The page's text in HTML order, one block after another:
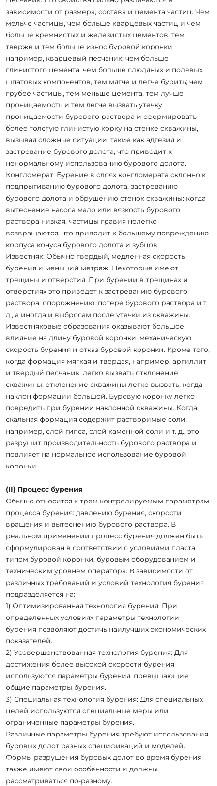
зависимости от размера, состава и цемента частиц. Чем
мельче частицы, чем больше кварцевых частиц и чем
больше кремнистых и железистых цементов, тем
тверже и тем больше износ буровой коронки,
например, кварцевый песчаник; чем больше
глинистого цемента, чем больше слюдяных и полевых
шпатовых компонентов, тем мягче и легче бурить; чем
грубее частицы, тем меньше цемента, тем лучше
проницаемость и тем легче вызвать утечку
проницаемости бурового раствора и сформировать
более толстую глинистую корку на стенке скважины,
вызывая сложные ситуации, такие как адгезия и
застревание бурового долота, что приводит к
ненормальному использованию бурового долота.
Конгломерат: Бурение в слоях конгломерата склонно к
подпрыгиванию бурового долота, застреванию
бурового долота и обрушению стенок скважины; когда
вытеснение насоса мало или вязкость бурового
раствора низкая, частицы гравия нелегко
возвращаются, что приводит к большему повреждению
корпуса конуса бурового долота и зубцов.
Известняк: Обычно твердый, медленная скорость
бурения и меньший метраж. Некоторые имеют
трещины и отверстия. При бурении в трещинах и
отверстиях это приведет к застреванию бурового
раствора, опорожнению, потере бурового раствора и т.
д., а иногда и выбросам после утечки из скважины.
Известняковые образования оказывают большое
влияние на длину буровой коронки, механическую
скорость бурения и отказ буровой коронки. Кроме того,
когда формация мягкая и твердая, например, аргиллит
и твердый песчаник, легко вызвать отклонение
скважины; отклонение скважины легко вызвать, когда
наклон формации большой. Буровую коронку легко
повредить при бурении наклонной скважины. Когда
скальная формация содержит растворимые соли,
например, слой гипса, слой каменной соли и т. д., это
разрушит производительность бурового раствора и
повлияет на нормальное использование буровой
коронки.
(II) Процесс бурения
Обычно относится к трем контролируемым параметрам
процесса бурения: давлению бурения, скорости
вращения и вытеснению бурового раствора. В
реальном применении процесс бурения должен быть
сформулирован в соответствии с условиями пласта,
типом буровой коронки, буровым оборудованием и
техническим уровнем оператора. В зависимости от
различных требований и условий технология бурения
подразделяется на:
1) Оптимизированная технология бурения: При
определенных условиях параметры технологии
бурения позволяют достичь наилучших экономических
показателей.
2) Усовершенствованная технология бурения: Для
достижения более высокой скорости бурения
используются параметры бурения, превышающие
общие параметры бурения.
3) Специальная технология бурения: Для специальных
целей используются специальные меры или
ограниченные параметры бурения.
Различные параметры бурения требуют использования
буровых долот разных спецификаций и моделей.
Формы разрушения буровых долот во время бурения
также имеют свои особенности и должны
рассматриваться по-разному.